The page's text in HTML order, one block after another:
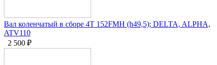
Вал коленчатый в сборе 4Т 152FMH (h49,5); DELTA, ALPHA,
ATV110
2 500 ₽